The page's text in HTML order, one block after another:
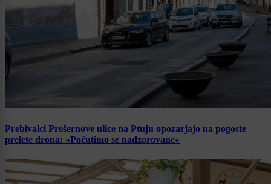
Prebivalci Prešernove ulice na Ptuju opozarjajo na pogoste
prelete drona: »Počutimo se nadzorovane«